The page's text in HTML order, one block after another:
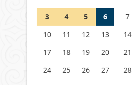
Германия аптап ыстыққа
бастады
04 тамыз 2026 ж.
3
4 5 6 7
10
11 12 13 14
17
18 19 20 21
24
25 26 27 28